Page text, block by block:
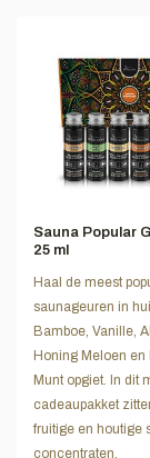
Sauna Popular
25 ml
Haal de meest
saunageuren in
Bamboe, Vanille,
Honing Meloen en
Munt opgiet. In dit
cadeaupakket
fruitige en houtige
concentraten.